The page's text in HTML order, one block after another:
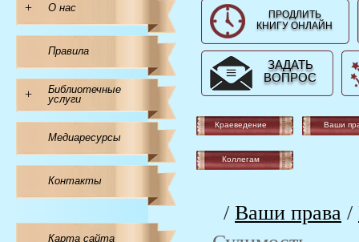
+ О нас
Правила
+
Библиотечные
услуги
Медиаресурсы
Контакты
Карта сайта
ПРОДЛИТЬ
КНИГУ ОНЛАЙН
ЗАДАТЬ
ВОПРОС
Краеведение Ваши
Коллегам
/ Ваши права /